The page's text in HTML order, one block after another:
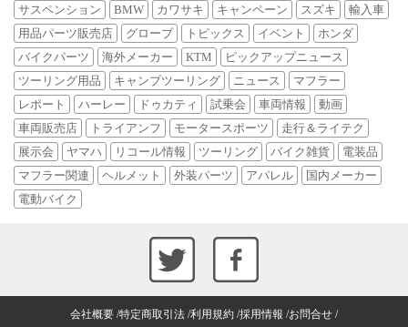
サスペンション
BMW カワサキ キャンペーン スズキ
輸入車
用品パーツ販売店
グローブ トピックス イベント
ホンダ
バイクパーツ
海外メーカー KTM
ピックアップニュース
ツーリング用品
キャンプツーリング ニュース
マフラー
レポート
ハーレー ドゥカティ 試乗会 車両情報
動画
車両販売店
トライアンフ モータースポーツ
走行＆ライテク
展示会
ヤマハ リコール情報 ツーリング バイク雑貨
電装品
マフラー関連
ヘルメット 外装パーツ アパレル
国内メーカー
電動バイク
会社概要 特定商取引法 利用規約 採用情報 お問合せ